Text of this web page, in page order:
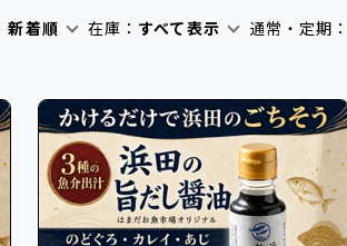
新着順 在庫： すべて表示 通常・定期：